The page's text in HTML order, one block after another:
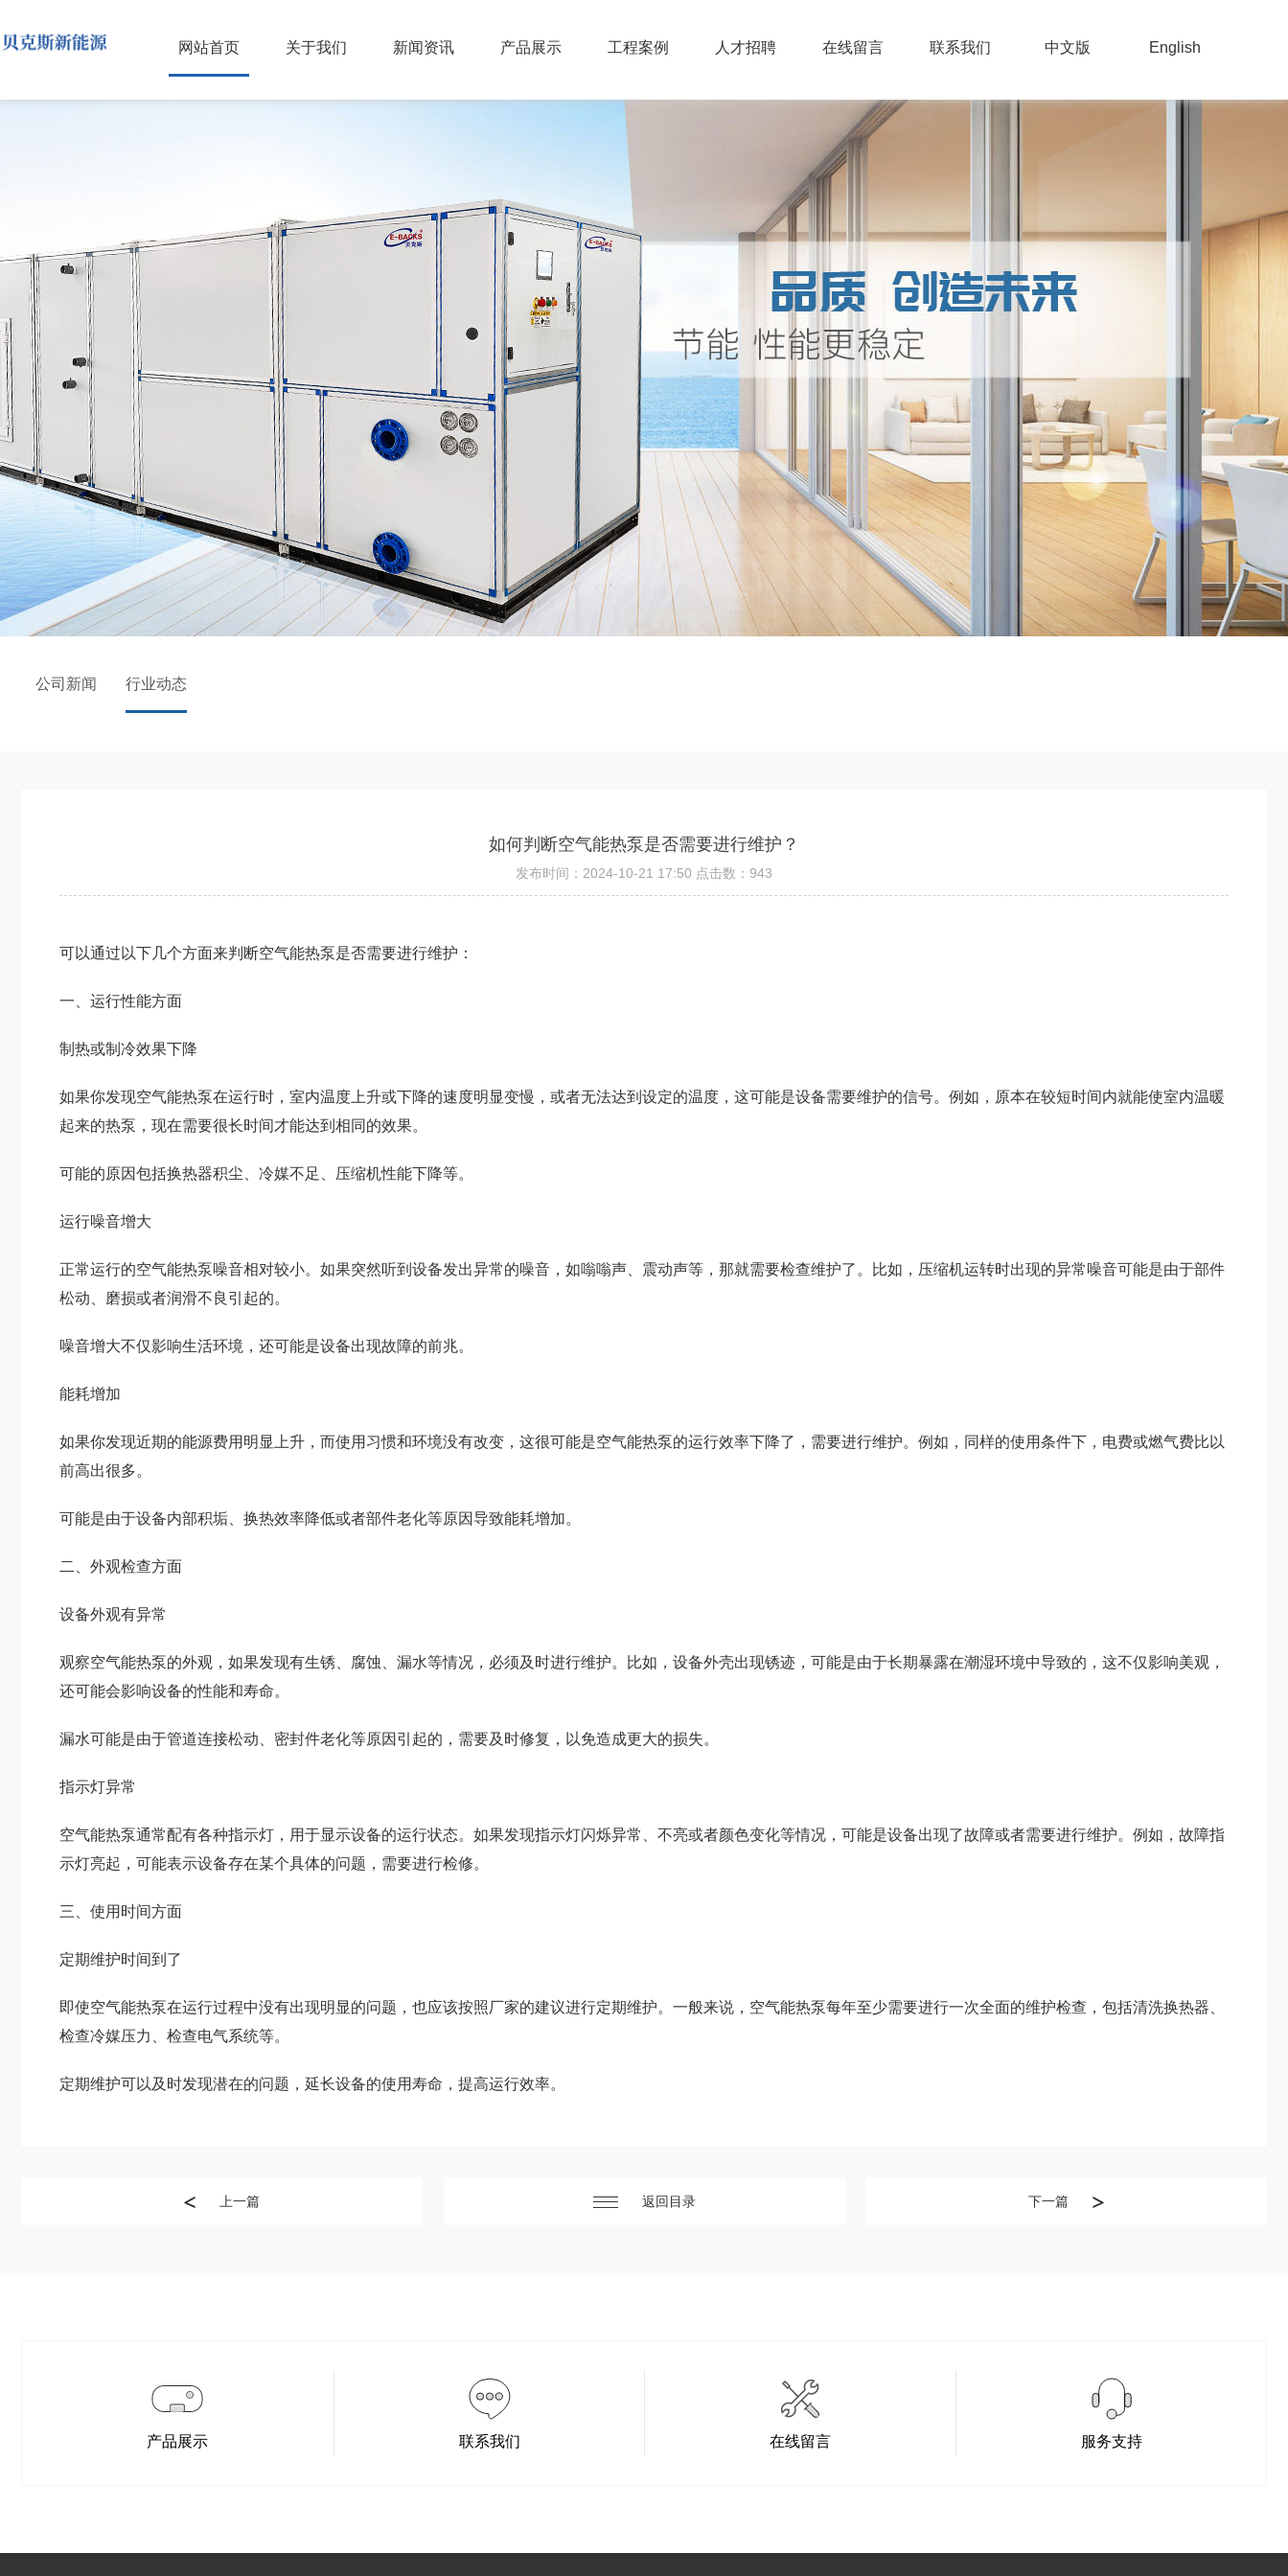
网站首页 关于我们 新闻资讯 产品展示 工程案例 人才招聘 在线留言 联系我们 中文版 English
公司新闻 行业动态
如何判断空气能热泵是否需要进行维护？
发布时间：2024-10-21 17:50 点击数：943
可以通过以下几个方面来判断空气能热泵是否需要进行维护：
一、运行性能方面
制热或制冷效果下降
如果你发现空气能热泵在运行时，室内温度上升或下降的速度明显变慢，或者无法达到设定的温度，这可能是设备需要维护的信号。例如，原本在较短时间内就能使室内温暖
起来的热泵，现在需要很长时间才能达到相同的效果。
可能的原因包括换热器积尘、冷媒不足、压缩机性能下降等。
运行噪音增大
正常运行的空气能热泵噪音相对较小。如果突然听到设备发出异常的噪音，如嗡嗡声、震动声等，那就需要检查维护了。比如，压缩机运转时出现的异常噪音可能是由于部件
松动、磨损或者润滑不良引起的。
噪音增大不仅影响生活环境，还可能是设备出现故障的前兆。
能耗增加
如果你发现近期的能源费用明显上升，而使用习惯和环境没有改变，这很可能是空气能热泵的运行效率下降了，需要进行维护。例如，同样的使用条件下，电费或燃气费比以
前高出很多。
可能是由于设备内部积垢、换热效率降低或者部件老化等原因导致能耗增加。
二、外观检查方面
设备外观有异常
观察空气能热泵的外观，如果发现有生锈、腐蚀、漏水等情况，必须及时进行维护。比如，设备外壳出现锈迹，可能是由于长期暴露在潮湿环境中导致的，这不仅影响美观，
还可能会影响设备的性能和寿命。
漏水可能是由于管道连接松动、密封件老化等原因引起的，需要及时修复，以免造成更大的损失。
指示灯异常
空气能热泵通常配有各种指示灯，用于显示设备的运行状态。如果发现指示灯闪烁异常、不亮或者颜色变化等情况，可能是设备出现了故障或者需要进行维护。例如，故障指
示灯亮起，可能表示设备存在某个具体的问题，需要进行检修。
三、使用时间方面
定期维护时间到了
即使空气能热泵在运行过程中没有出现明显的问题，也应该按照厂家的建议进行定期维护。一般来说，空气能热泵每年至少需要进行一次全面的维护检查，包括清洗换热器、
检查冷媒压力、检查电气系统等。
定期维护可以及时发现潜在的问题，延长设备的使用寿命，提高运行效率。
上一篇 返回目录 下一篇
产品展示 联系我们 在线留言 服务支持